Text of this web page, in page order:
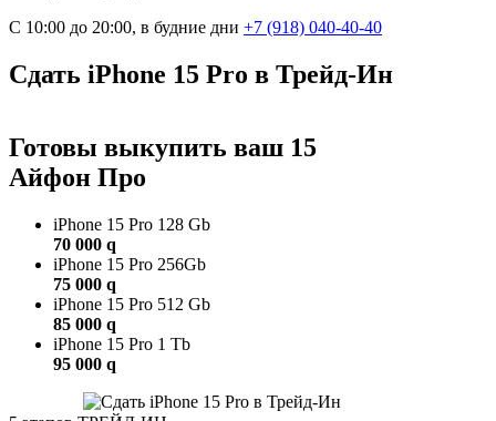
С 10:00 до 20:00, в будние дни +7 (918) 040-40-40
Сдать iPhone 15 Pro в Трейд-Ин
Готовы выкупить ваш 15
Айфон Про
iPhone 15 Pro 128 Gb
70 000 q
iPhone 15 Pro 256Gb
75 000 q
iPhone 15 Pro 512 Gb
85 000 q
iPhone 15 Pro 1 Tb
95 000 q